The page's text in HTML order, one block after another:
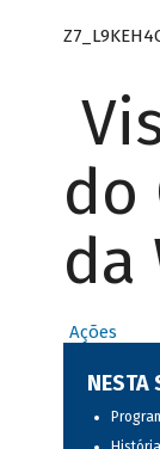
do
da
Ações
NESTA